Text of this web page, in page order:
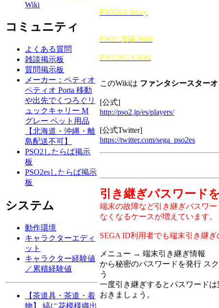
Wiki
コミュニティ
よくある質問
雑談掲示板
質問掲示板
メーカー：ペティオ
ペティオ Porta 移動
や出先でくつろぐリ
ュックキャリー M
グレー ペット用品
【北海道・沖縄・離
島配送不可】
PSO2したらば掲示
板
PSO2esしたらば掲示
板
システム
動作環境
キャラクターエディ
ット
キャラクター経験値
／累積経験値
【茶道具・茶道・着
物】 縞に花模様織出
PSO2esLibrary
PSO2 攻略 Wiki
PSO2NGS Wiki
このWikiは ファンタシースターオ
[公式]
http://pso2.jp/es/players/
[公式Twitter]
https://twitter.com/sega_pso2es
引き継ぎパスワード
端末の故障など引き継ぎパスワ
なくなるケースが増えています。
SEGA ID利用者でも端末引き継
メニュー → 端末引き継ぎ情報
から秘密のパスワードを発行 ス
う
一度引き継ぎするとパスワード
おきましょう。